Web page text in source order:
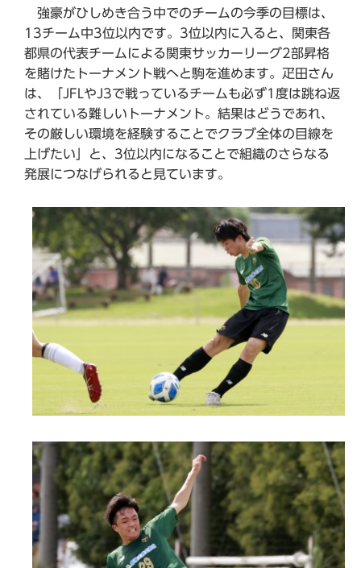
強豪がひしめき合う中でのチームの今季の目標は、
13チーム中3位以内です。3位以内に入ると、関東各
都県の代表チームによる関東サッカーリーグ2部昇格
を賭けたトーナメント戦へと駒を進めます。疋田さん
は、「JFLやJ3で戦っているチームも必ず1度は跳ね返
されている難しいトーナメント。結果はどうであれ、
その厳しい環境を経験することでクラブ全体の目線を
上げたい」と、3位以内になることで組織のさらなる
発展につなげられると見ています。